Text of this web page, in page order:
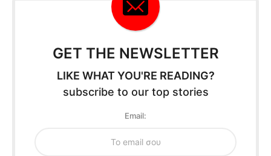
GET THE NEWSLETTER
LIKE WHAT YOU'RE READING?
subscribe to our top stories
Email: